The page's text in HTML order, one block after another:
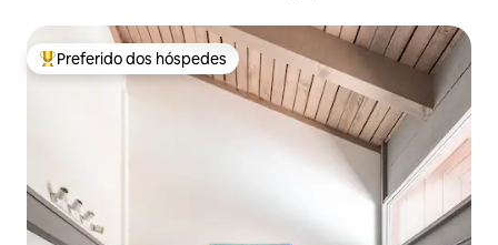
Entre os melhores preferidos dos hóspedes
Preferido dos hóspedes